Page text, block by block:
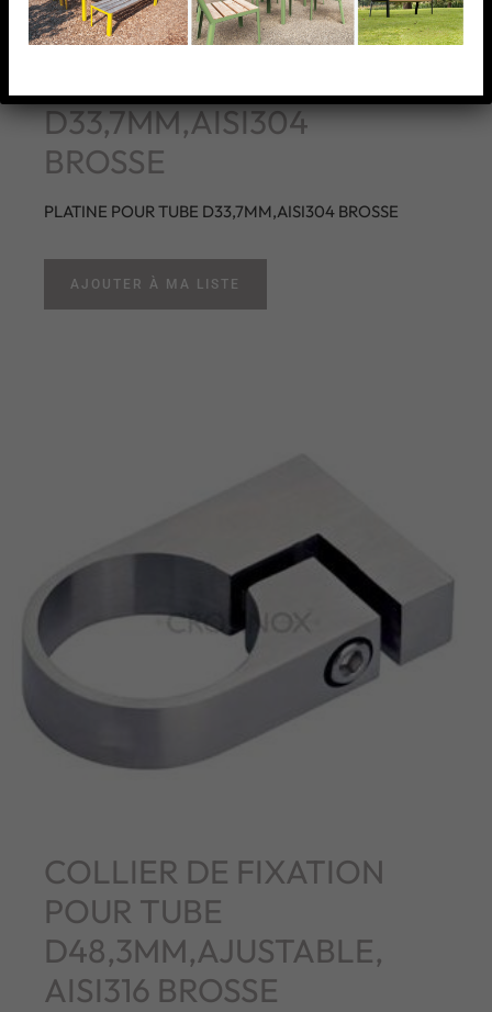
D33,7MM,AISI304
BROSSE
PLATINE POUR TUBE D33,7MM,AISI304 BROSSE
AJOUTER À MA LISTE
COLLIER DE FIXATION
POUR TUBE
D48,3MM,AJUSTABLE,
AISI316 BROSSE